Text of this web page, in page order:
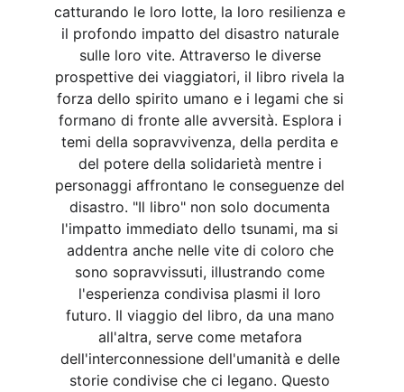
catturando le loro lotte, la loro resilienza e
il profondo impatto del disastro naturale
sulle loro vite. Attraverso le diverse
prospettive dei viaggiatori, il libro rivela la
forza dello spirito umano e i legami che si
formano di fronte alle avversità. Esplora i
temi della sopravvivenza, della perdita e
del potere della solidarietà mentre i
personaggi affrontano le conseguenze del
disastro. "Il libro" non solo documenta
l'impatto immediato dello tsunami, ma si
addentra anche nelle vite di coloro che
sono sopravvissuti, illustrando come
l'esperienza condivisa plasmi il loro
futuro. Il viaggio del libro, da una mano
all'altra, serve come metafora
dell'interconnessione dell'umanità e delle
storie condivise che ci legano. Questo